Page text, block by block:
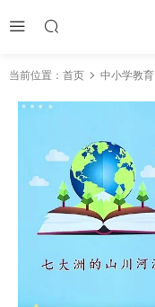
当前位置： 首页 中小学教育